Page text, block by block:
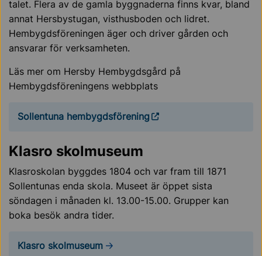
talet. Flera av de gamla byggnaderna finns kvar, bland
annat Hersbystugan, visthusboden och lidret.
Hembygdsföreningen äger och driver gården och
ansvarar för verksamheten.
Läs mer om Hersby Hembygdsgård på
Hembygdsföreningens webbplats
Sollentuna hembygdsförening
Klasro skolmuseum
Klasroskolan byggdes 1804 och var fram till 1871
Sollentunas enda skola. Museet är öppet sista
söndagen i månaden kl. 13.00-15.00. Grupper kan
boka besök andra tider.
Klasro skolmuseum